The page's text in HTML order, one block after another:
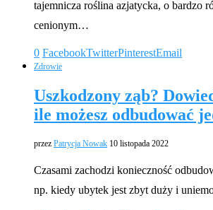
tajemnicza roślina azjatycka, o bardzo
cenionym…
0 FacebookTwitterPinterestEmail
Zdrowie
Uszkodzony ząb?
ile możesz odbudować
przez Patrycja Nowak 10 listopada 2022
Czasami zachodzi konieczność
np. kiedy ubytek jest zbyt duży i